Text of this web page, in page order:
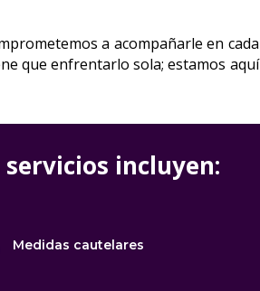
a acompañarle en cada
que enfrentarlo sola; estamos aquí
incluyen:
Medidas cautelares